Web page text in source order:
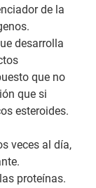
de la
desarrolla
que no
que si
esteroides.
veces al día,
proteínas.